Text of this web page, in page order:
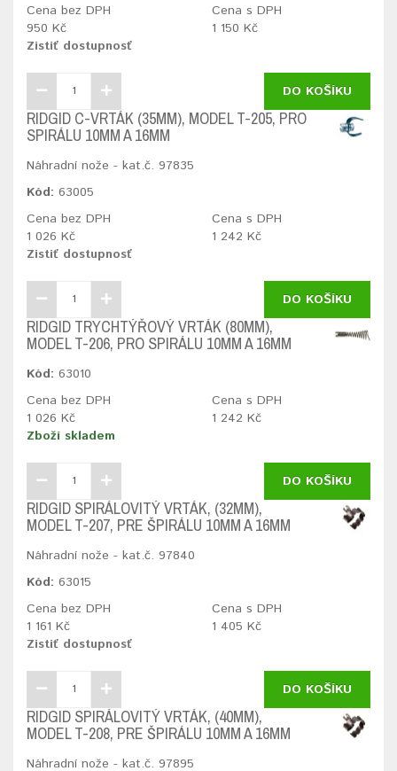
Cena bez DPH
950 Kč
Cena s DPH
1 150 Kč
Zistiť dostupnosť
DO KOŠÍKU
RIDGID C-VRTÁK (35MM), MODEL T-205, PRO
SPIRÁLU 10MM A 16MM
Náhradní nože - kat.č. 97835
Kód: 63005
Cena bez DPH
1 026 Kč
Cena s DPH
1 242 Kč
Zistiť dostupnosť
DO KOŠÍKU
RIDGID TRYCHTÝŘOVÝ VRTÁK (80MM),
MODEL T-206, PRO SPIRÁLU 10MM A 16MM
Kód: 63010
Cena bez DPH
1 026 Kč
Cena s DPH
1 242 Kč
Zboží skladem
DO KOŠÍKU
RIDGID SPIRÁLOVITÝ VRTÁK, (32MM),
MODEL T-207, PRE ŠPIRÁLU 10MM A 16MM
Náhradní nože - kat.č. 97840
Kód: 63015
Cena bez DPH
1 161 Kč
Cena s DPH
1 405 Kč
Zistiť dostupnosť
DO KOŠÍKU
RIDGID SPIRÁLOVITÝ VRTÁK, (40MM),
MODEL T-208, PRE ŠPIRÁLU 10MM A 16MM
Náhradní nože - kat.č. 97895